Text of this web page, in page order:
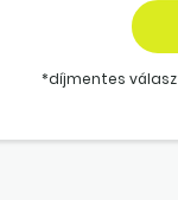
*díjmentes